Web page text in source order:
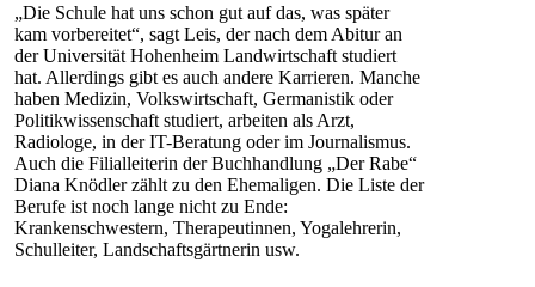
„Die Schule hat uns schon gut auf das, was später
kam vorbereitet“, sagt Leis, der nach dem Abitur an
der Universität Hohenheim Landwirtschaft studiert
hat. Allerdings gibt es auch andere Karrieren. Manche
haben Medizin, Volkswirtschaft, Germanistik oder
Politikwissenschaft studiert, arbeiten als Arzt,
Radiologe, in der IT-Beratung oder im Journalismus.
Auch die Filialleiterin der Buchhandlung „Der Rabe“
Diana Knödler zählt zu den Ehemaligen. Die Liste der
Berufe ist noch lange nicht zu Ende:
Krankenschwestern, Therapeutinnen, Yogalehrerin,
Schulleiter, Landschaftsgärtnerin usw.